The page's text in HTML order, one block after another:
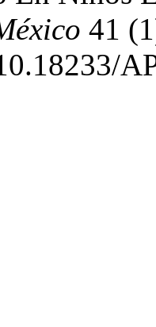
41